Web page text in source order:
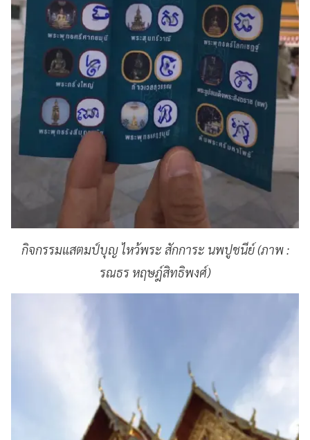
กิจกรรมแสตมป์บุญ ไหว้พระ สักการะ นพปูชนีย์ (ภาพ :
รณธร หฤษฎ์สิทธิพงศ์)